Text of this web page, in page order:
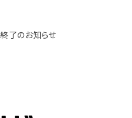
了のお知らせ